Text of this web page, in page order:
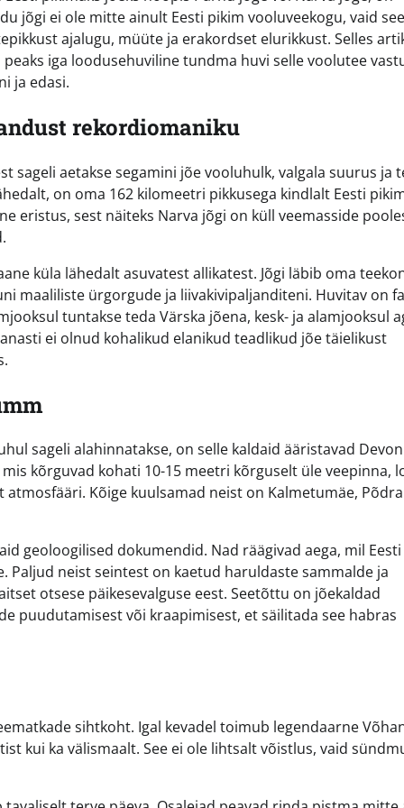
jõgi ei ole mitte ainult Eesti pikim vooluveekogu, vaid
ajalugu, müüte ja erakordset elurikkust. Selles
iga loodusehuviline tundma huvi selle voolutee
ja edasi.
rekordiomaniku
sageli aetakse segamini jõe vooluhulk, valgala suurus ja
on oma 162 kilomeetri pikkusega kindlalt Eesti
eristus, sest näiteks Narva jõgi on küll veemasside
küla lähedalt asuvatest allikatest. Jõgi läbib oma
maaliliste ürgorgude ja liivakivipaljanditeni. Huvitav on
tuntakse teda Värska jõena, kesk- ja alamjooksul
ei olnud kohalikud elanikud teadlikud jõe täielikust
sageli alahinnatakse, on selle kaldaid ääristavad
kõrguvad kohati 10-15 meetri kõrguselt üle veepinna,
Kõige kuulsamad neist on Kalmetumäe,
geoloogilised dokumendid. Nad räägivad aega, mil
Paljud neist seintest on kaetud haruldaste sammalde ja
otsese päikesevalguse eest. Seetõttu on jõekaldad
puudutamisest või kraapimisest, et säilitada see habras
sihtkoht. Igal kevadel toimub legendaarne
kui ka välismaalt. See ei ole lihtsalt võistlus, vaid